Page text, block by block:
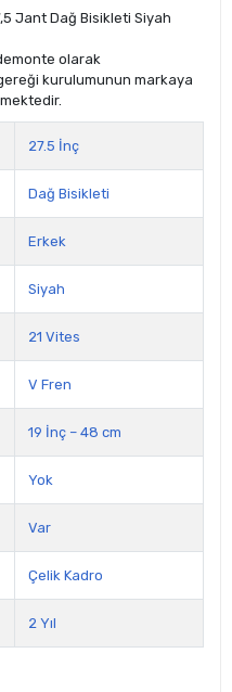
Jant Dağ Bisikleti Siyah
olarak
kurulumunun markaya
27.5 İnç
Dağ Bisikleti
Erkek
Siyah
21 Vites
V Fren
19 İnç – 48 cm
Yok
Var
Çelik Kadro
2 Yıl